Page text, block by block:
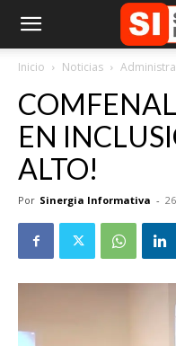
Inicio Noticias
EN
ALTO!
Por Sinergia Informativa -